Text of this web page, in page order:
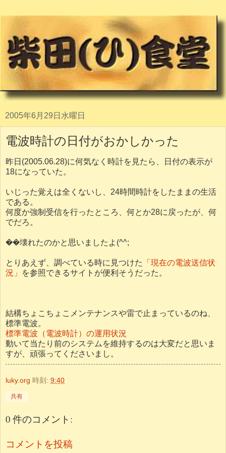
2005年6月29日水曜日
電波時計の日付がおかしかった
昨日(2005.06.28)に何気なく時計を見たら、日付の表示が
18になっていた。
いじった覚えは全くないし、24時間時計をしたままの生活
である。
何度か強制受信を行ったところ、何とか28に戻ったが、何
でだろ。
��壊れたのかと思いましたよ(^^;
とりあえず、調べている時に見つけた
「現在の電波送信状
況」
を参照できるサイトが便利そうだった。
結構ちょこちょこメンテナンスや雷で止まっているのね、
標準電波。
標準電波（電波時計）の運用状況
動いて当たり前のシステムを維持するのは大変だと思いま
すが、頑張ってくださいまし。
luky.org 時刻: 9:40
共有
0 件のコメント:
コメントを投稿